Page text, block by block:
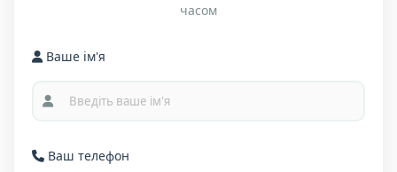
часом
Ваше ім'я
Ваш телефон